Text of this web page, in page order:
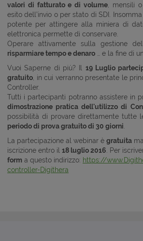
valori di fatturato e di volume, mensili
esito dell’invio o per stato di SDI.
potente per attingere alla miniera di
elettronica permette di conservare.
Operare attivamente sulla gestione
risparmiare tempo e denaro … e la fine di
Vuoi Saperne di più? Il 19 Luglio
gratuito, in cui verranno presentate le
Controller.
Tutti i partecipanti potranno assistere in
dimostrazione pratica dell'utilizzo di
possibilità di provare direttamente tutte
periodo di prova gratuito di 30 giorni.
La partecipazione al webinar è gratuita
iscrizione entro il 18 luglio 2016. Per
form a questo indirizzo: https://
controller-Digithera